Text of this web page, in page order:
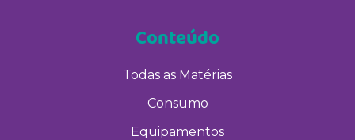
Conteúdo
Todas as Matérias
Consumo
Equipamentos